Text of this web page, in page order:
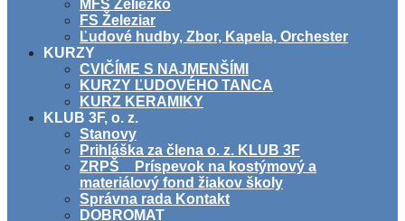
MFS Želiezko
FS Železiar
Ľudové hudby, Zbor, Kapela, Orchester
KURZY
CVIČÍME S NAJMENŠÍMI
KURZY ĽUDOVÉHO TANCA
KURZ KERAMIKY
KLUB 3F, o. z.
Stanovy
Prihláška za člena o. z. KLUB 3F
ZRPŠ _ Príspevok na kostýmový a
materiálový fond žiakov školy
Správna rada Kontakt
DOBROMAT